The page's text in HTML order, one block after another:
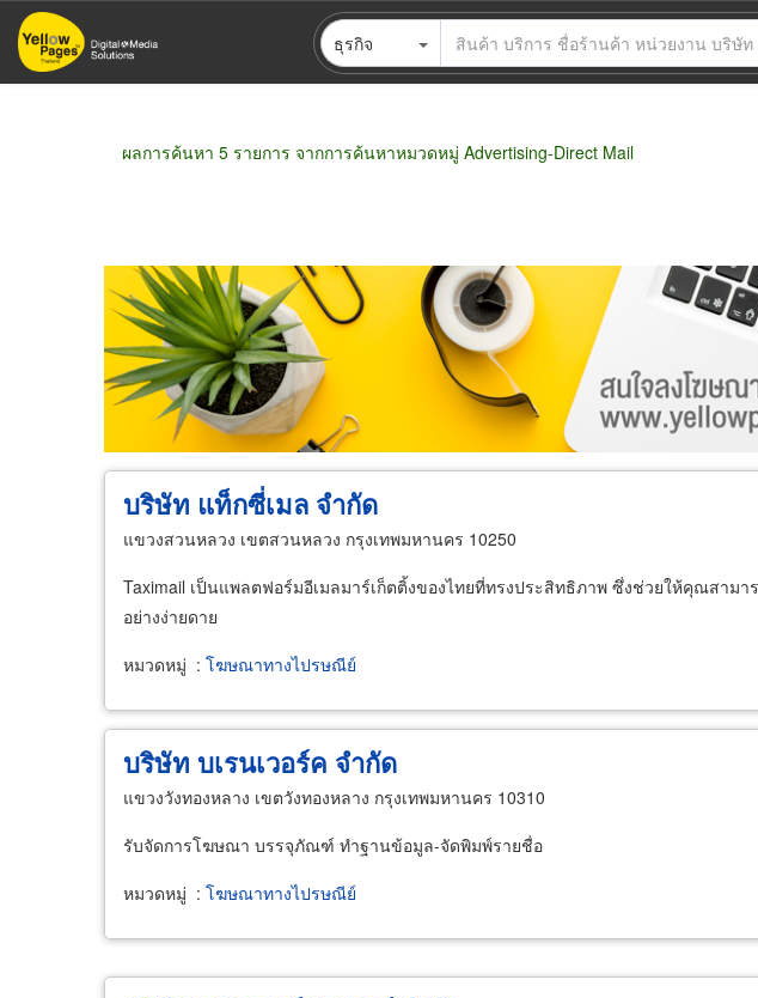
ข้าม
ไป
ธุรกิจ
ผลการค้นหา 5 รายการ จากการค้นหาหมวดหมู่ Advertising-Direct Mail
ขายส่ง ขายปลีก ผู้ผลิต ตัวแทนจัดจำหน่าย ผู้ส่งออก/นำเข้า
บริษัท แท็กซี่เมล จำกัด
แขวงสวนหลวง เขตสวนหลวง กรุงเทพมหานคร 10250
Taximail เป็นแพลตฟอร์มอีเมลมาร์เก็ตติ้งของไทยที่ทรงประสิทธิภาพ ซึ่งช่วยให้คุณสามา
อย่างง่ายดาย
หมวดหมู่ : โฆษณาทางไปรษณีย์
บริษัท บเรนเวอร์ค จำกัด
แขวงวังทองหลาง เขตวังทองหลาง กรุงเทพมหานคร 10310
รับจัดการโฆษณา บรรจุภัณฑ์ ทำฐานข้อมูล-จัดพิมพ์รายชื่อ
หมวดหมู่ : โฆษณาทางไปรษณีย์